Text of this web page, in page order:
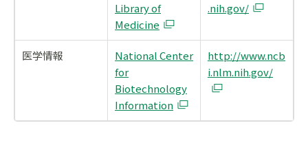
Library of
Medicine
.nih.gov/
医学情報
National Center
for
Biotechnology
Information
http://www.ncb
i.nlm.nih.gov/